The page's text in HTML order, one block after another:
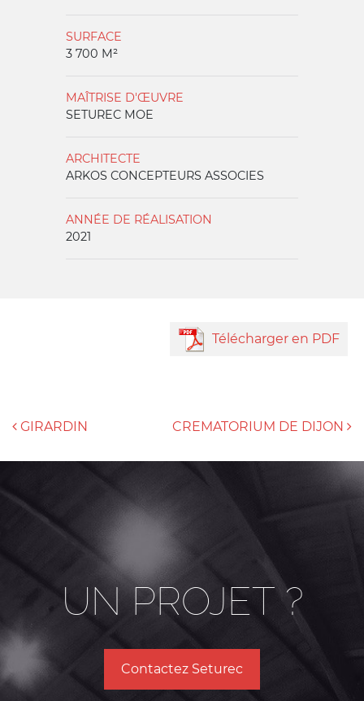
SURFACE
3 700 M²
MAÎTRISE D'ŒUVRE
SETUREC MOE
ARCHITECTE
ARKOS CONCEPTEURS ASSOCIES
ANNÉE DE RÉALISATION
2021
Télécharger en PDF
NAVIGATION DES ARTICLES
GIRARDIN CREMATORIUM DE DIJON
UN PROJET ?
Contactez Seturec